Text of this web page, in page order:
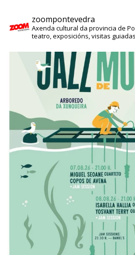
zoompontevedra
Axenda cultural da provincia de
teatro, exposicións, visitas